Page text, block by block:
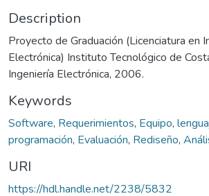
Description
Proyecto de Graduación (Licenciatura en
Electrónica) Instituto Tecnológico de
Ingeniería Electrónica, 2006.
Keywords
Software, Requerimientos, Equipo,
programación, Evaluación, Rediseño,
URI
https://hdl.handle.net/2238/5832